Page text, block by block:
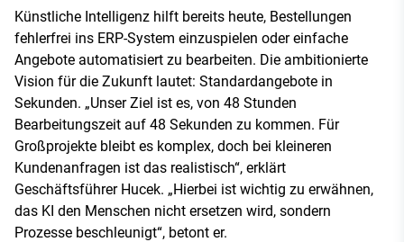
Künstliche Intelligenz hilft bereits heute, Bestellungen
fehlerfrei ins ERP-System einzuspielen oder einfache
Angebote automatisiert zu bearbeiten. Die ambitionierte
Vision für die Zukunft lautet: Standardangebote in
Sekunden. „Unser Ziel ist es, von 48 Stunden
Bearbeitungszeit auf 48 Sekunden zu kommen. Für
Großprojekte bleibt es komplex, doch bei kleineren
Kundenanfragen ist das realistisch“, erklärt
Geschäftsführer Hucek. „Hierbei ist wichtig zu erwähnen,
das KI den Menschen nicht ersetzen wird, sondern
Prozesse beschleunigt“, betont er.